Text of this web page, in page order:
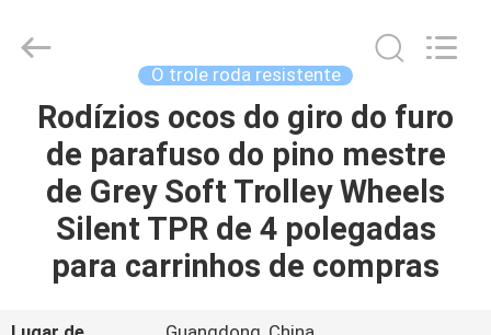
CASA
PRODUTOS
VÍDEOS
SOBRE
Metal
Reserved.
O trole roda resistente
Rodízios ocos do giro do furo
de parafuso do pino mestre
de Grey Soft Trolley Wheels
Silent TPR de 4 polegadas
para carrinhos de compras